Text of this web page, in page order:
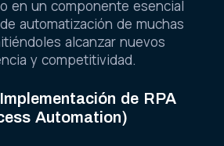
en un componente esencial
automatización de muchas
alcanzar nuevos
y competitividad.
de RPA
Automation)